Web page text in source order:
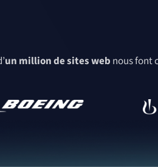
un million de sites web nous font